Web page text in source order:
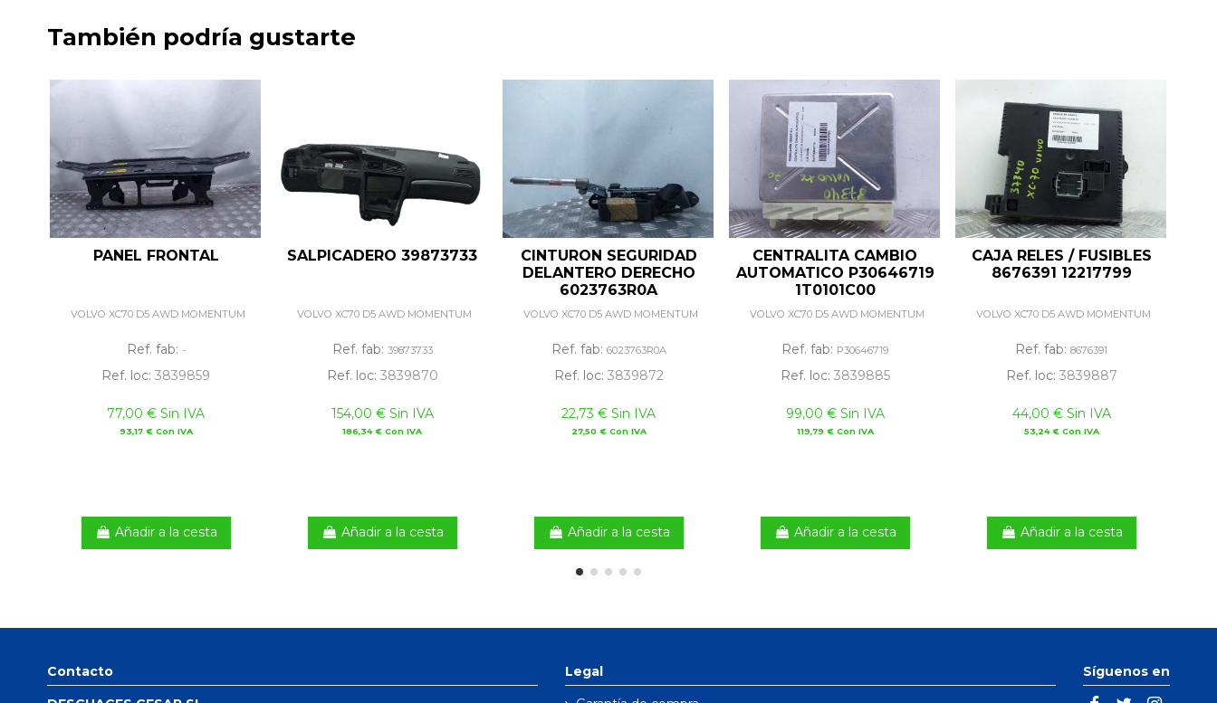
También podría gustarte
PANEL FRONTAL
VOLVO XC70 D5 AWD MOMENTUM
Ref. fab: -
Ref. loc: 3839859
77,00 € Sin IVA
93,17 € Con IVA
Añadir a la cesta
SALPICADERO 39873733
VOLVO XC70 D5 AWD MOMENTUM
Ref. fab: 39873733
Ref. loc: 3839870
154,00 € Sin IVA
186,34 € Con IVA
Añadir a la cesta
CINTURON SEGURIDAD
DELANTERO DERECHO
6023763R0A
VOLVO XC70 D5 AWD MOMENTUM
Ref. fab: 6023763R0A
Ref. loc: 3839872
22,73 € Sin IVA
27,50 € Con IVA
Añadir a la cesta
CENTRALITA CAMBIO
AUTOMATICO P30646719
1T0101C00
VOLVO XC70 D5 AWD MOMENTUM
Ref. fab: P30646719
Ref. loc: 3839885
99,00 € Sin IVA
119,79 € Con IVA
Añadir a la cesta
CAJA RELES / FUSIBLES
8676391 12217799
VOLVO XC70 D5 AWD MOMENTUM
Ref. fab: 8676391
Ref. loc: 3839887
44,00 € Sin IVA
53,24 € Con IVA
Añadir a la cesta
Contacto Legal Síguenos en